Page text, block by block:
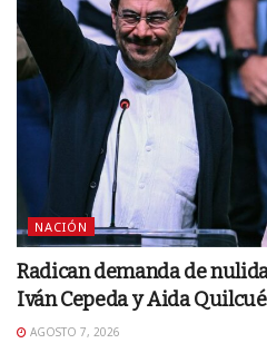
NACIÓN
Radican demanda de
Iván Cepeda y Aida Quilcué
AGOSTO 7, 2026